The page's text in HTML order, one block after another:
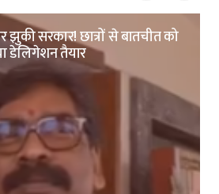
झुकी सरकार! छात्रों से बातचीत को
डेलिगेशन तैयार